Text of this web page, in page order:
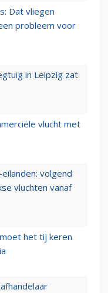
Dat vliegen
probleem voor
in Leipzig zat
vlucht met
volgend
vluchten vanaf
het tij keren